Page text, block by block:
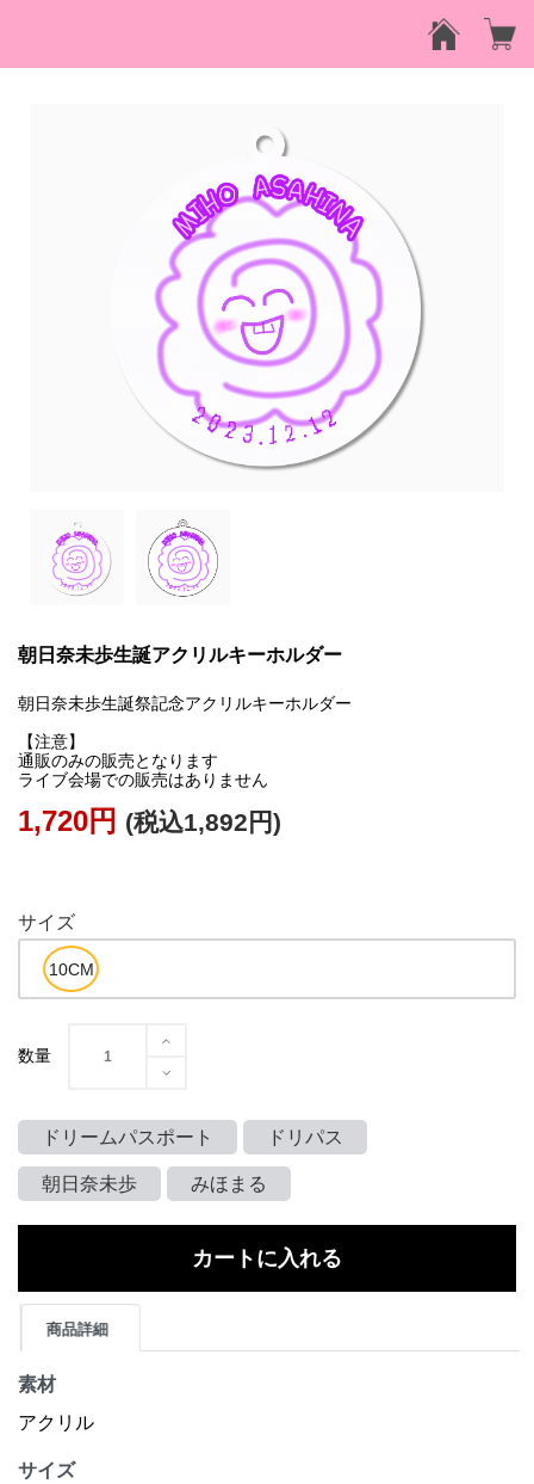
朝日奈未歩生誕アクリルキーホルダー
朝日奈未歩生誕祭記念アクリルキーホルダー
【注意】
通販のみの販売となります
ライブ会場での販売はありません
1,720円 (税込1,892円)
サイズ
数量
ドリームパスポート ドリパス
朝日奈未歩 みほまる
カートに入れる
商品詳細
素材
アクリル
サイズ